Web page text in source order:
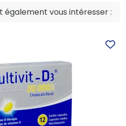
également vous intéresser :